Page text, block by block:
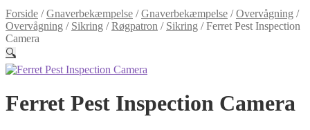
Forside /Gnaverbekæmpelse /Gnaverbekæmpelse /Overvågning /
Overvågning / Sikring /Røgpatron / Sikring /Ferret Pest Inspection
Camera
🔍
Ferret Pest Inspection Camera